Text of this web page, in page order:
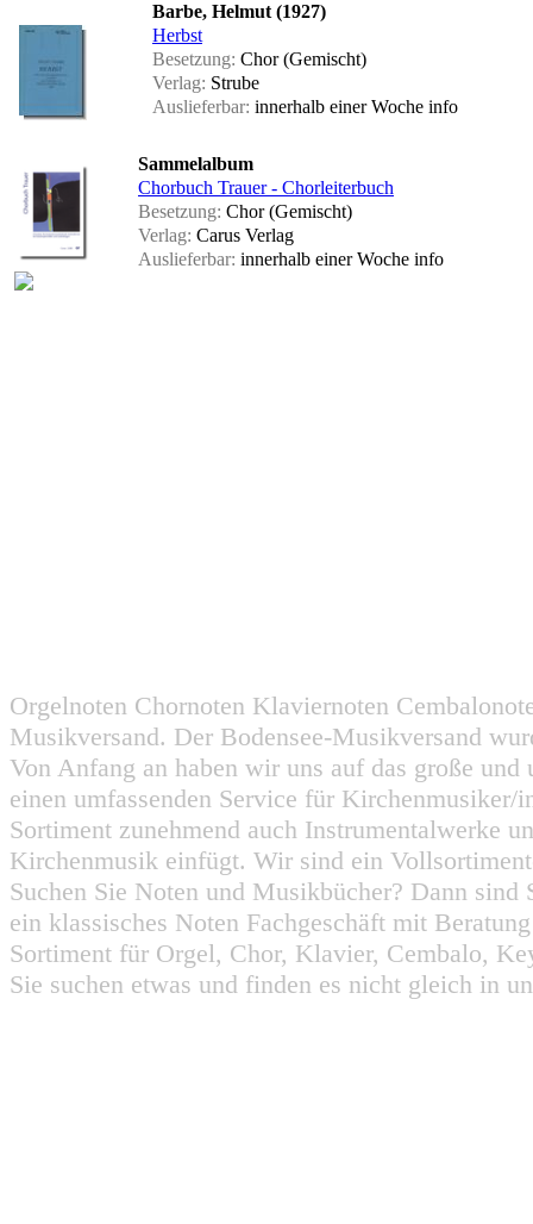
Barbe, Helmut (1927)
Herbst
Besetzung: Chor (Gemischt)
Verlag: Strube
Auslieferbar: innerhalb einer Woche info
Sammelalbum
Chorbuch Trauer - Chorleiterbuch
Besetzung: Chor (Gemischt)
Verlag: Carus Verlag
Auslieferbar: innerhalb einer Woche info
Orgelnoten Chornoten Klaviernoten
Musikversand. Der Bodensee-Musikversand
Von Anfang an haben wir uns auf das große
einen umfassenden Service für
Sortiment zunehmend auch Instrumentalwerke
Kirchenmusik einfügt. Wir sind ein
Suchen Sie Noten und Musikbücher? Dann
ein klassisches Noten Fachgeschäft mit
Sortiment für Orgel, Chor, Klavier, Cembalo,
Sie suchen etwas und finden es nicht gleich in